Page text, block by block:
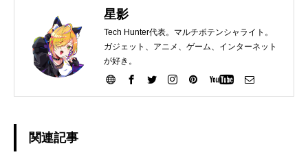
星影
Tech Hunter代表。マルチポテンシャライト。
ガジェット、アニメ、ゲーム、インターネット
が好き。
関連記事